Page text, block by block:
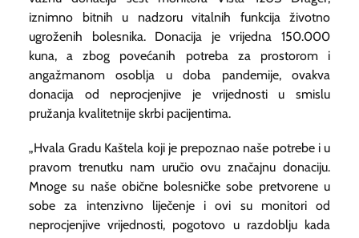
iznimno bitnih u nadzoru vitalnih funkcija životno
ugroženih bolesnika. Donacija je vrijedna 150.000
kuna, a zbog povećanih potreba za prostorom i
angažmanom osoblja u doba pandemije, ovakva
donacija od neprocjenjive je vrijednosti u smislu
pružanja kvalitetnije skrbi pacijentima.
„Hvala Gradu Kaštela koji je prepoznao naše potrebe i u
pravom trenutku nam uručio ovu značajnu donaciju.
Mnoge su naše obične bolesničke sobe pretvorene u
sobe za intenzivno liječenje i ovi su monitori od
neprocjenjive vrijednosti, pogotovo u razdoblju kada